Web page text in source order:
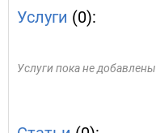
Услуги (0):
Услуги пока не добавлены